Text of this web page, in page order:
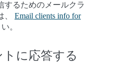
するためのメールクラ
、 Email clients info for
。
に応答する